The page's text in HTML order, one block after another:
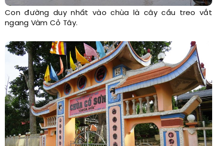
Con đường duy nhất vào chùa là cây cầu treo vắt
ngang Vàm Cỏ Tây.